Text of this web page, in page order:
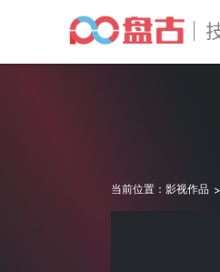
当前位置： 影视作品 >